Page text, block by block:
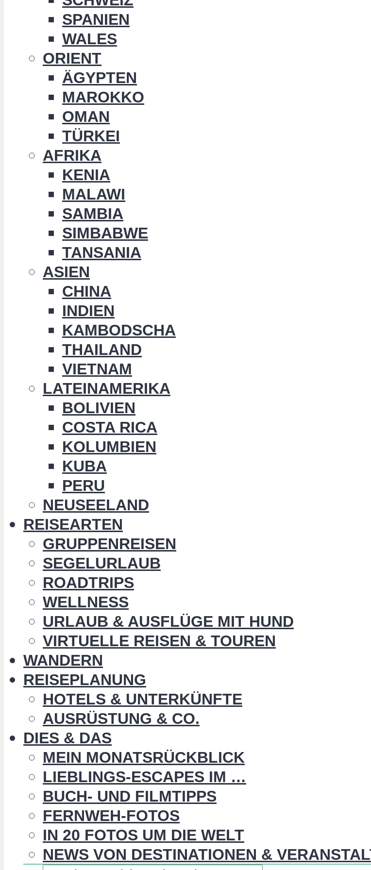
SPANIEN
WALES
ORIENT
ÄGYPTEN
MAROKKO
OMAN
TÜRKEI
AFRIKA
KENIA
MALAWI
SAMBIA
SIMBABWE
TANSANIA
ASIEN
CHINA
INDIEN
KAMBODSCHA
THAILAND
VIETNAM
LATEINAMERIKA
BOLIVIEN
COSTA RICA
KOLUMBIEN
KUBA
PERU
NEUSEELAND
REISEARTEN
GRUPPENREISEN
SEGELURLAUB
ROADTRIPS
WELLNESS
URLAUB & AUSFLÜGE MIT HUND
VIRTUELLE REISEN & TOUREN
WANDERN
REISEPLANUNG
HOTELS & UNTERKÜNFTE
AUSRÜSTUNG & CO.
DIES & DAS
MEIN MONATSRÜCKBLICK
LIEBLINGS-ESCAPES IM …
BUCH- UND FILMTIPPS
FERNWEH-FOTOS
IN 20 FOTOS UM DIE WELT
NEWS VON DESTINATIONEN &